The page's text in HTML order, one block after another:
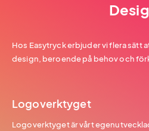
Hos Easytryck erbjuder vi flera sätt
design, beroende på behov och
Logoverktyget
Logoverktyget är vårt